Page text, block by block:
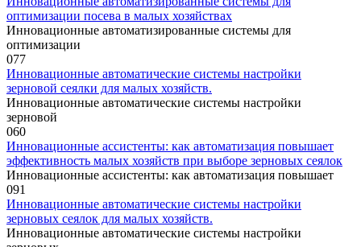
оптимизации посева в малых хозяйствах
Инновационные автоматизированные системы для
оптимизации
077
Инновационные автоматические системы настройки
зерновой сеялки для малых хозяйств.
Инновационные автоматические системы настройки
зерновой
060
Инновационные ассистенты: как автоматизация повышает
эффективность малых хозяйств при выборе зерновых сеялок
Инновационные ассистенты: как автоматизация повышает
091
Инновационные автоматические системы настройки
зерновых сеялок для малых хозяйств.
Инновационные автоматические системы настройки